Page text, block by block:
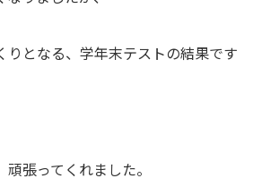
りとなる、学年末テストの結果です
張ってくれました。